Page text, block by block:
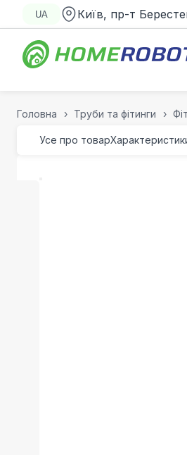
UA Київ, пр-т
Головна Труби та фітинги
Усе про товар